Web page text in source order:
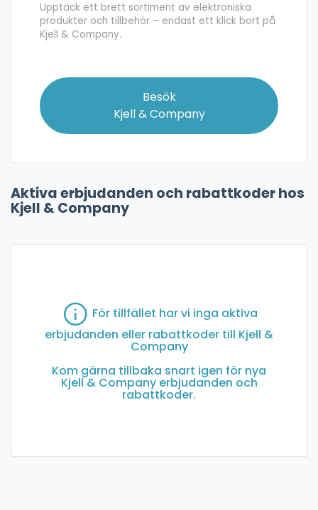
Upptäck ett brett sortiment av elektroniska
produkter och tillbehör – endast ett klick bort på
Kjell & Company.
Besök
Kjell & Company
Aktiva erbjudanden och rabattkoder hos
Kjell & Company
För tillfället har vi inga aktiva
erbjudanden eller rabattkoder till Kjell &
Company
Kom gärna tillbaka snart igen för nya
Kjell & Company erbjudanden och
rabattkoder.